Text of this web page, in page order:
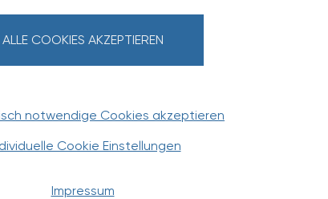
ALLE COOKIES AKZEPTIEREN
notwendige Cookies akzeptieren
Cookie Einstellungen
Impressum
- 11.01.2026, 9.00 bis
Uhr
- Kurs II
(18 AFP)